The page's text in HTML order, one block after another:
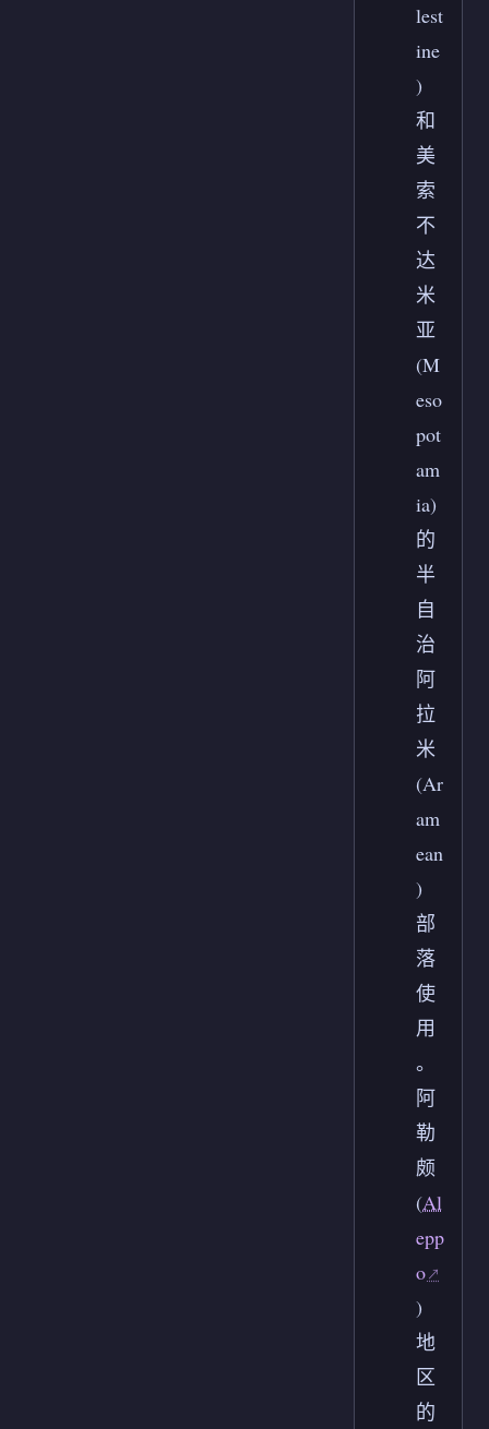
lest
ine
)
和
美
索
不
达
米
亚
(M
eso
pot
am
ia)
的
半
自
治
阿
拉
米
(Ar
am
ean
)
部
落
使
用
。
阿
勒
颇
(Al
epp
o
)
地
区
的